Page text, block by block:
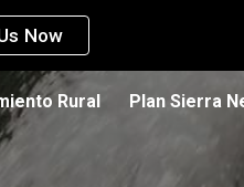
Skip to navigation
Now
Rural Plan Sierra